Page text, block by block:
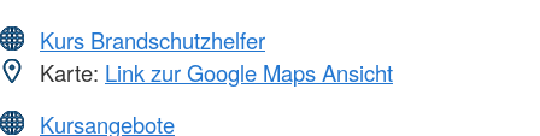
Kurs Brandschutzhelfer
Karte: Link zur Google Maps Ansicht
Kursangebote